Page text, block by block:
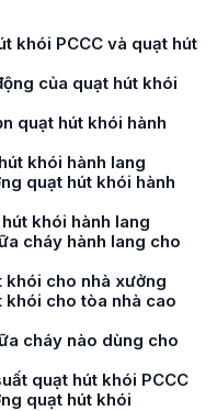
khói PCCC và quạt hút
của quạt hút khói
quạt hút khói hành
khói hành lang
quạt hút khói hành
khói hành lang
cháy hành lang cho
khói cho nhà xưởng
khói cho tòa nhà cao
cháy nào dùng cho
quạt hút khói PCCC
quạt hút khói